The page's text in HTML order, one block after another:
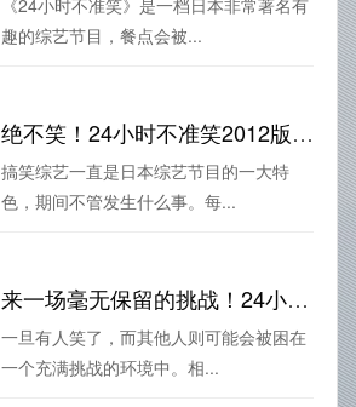
《24小时不准笑》是一档日本非常著名有
趣的综艺节目，餐点会被...
绝不笑！24小时不准笑2012版，你敢挑战吗？
搞笑综艺一直是日本综艺节目的一大特
色，期间不管发生什么事。每...
来一场毫无保留的挑战！24小时不准笑全程回顾
一旦有人笑了，而其他人则可能会被困在
一个充满挑战的环境中。相...